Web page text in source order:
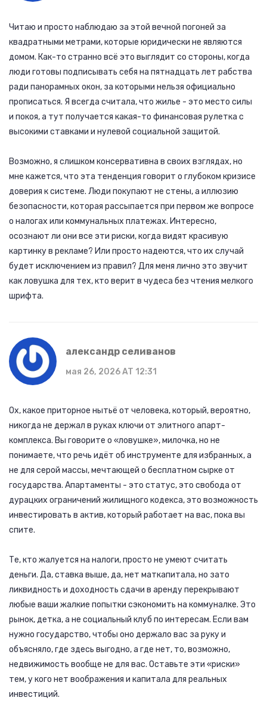
Читаю и просто наблюдаю за этой вечной погоней за
квадратными метрами, которые юридически не являются
домом. Как-то странно всё это выглядит со стороны, когда
люди готовы подписывать себя на пятнадцать лет рабства
ради панорамных окон, за которыми нельзя официально
прописаться. Я всегда считала, что жилье - это место силы
и покоя, а тут получается какая-то финансовая рулетка с
высокими ставками и нулевой социальной защитой.
Возможно, я слишком консервативна в своих взглядах, но
мне кажется, что эта тенденция говорит о глубоком кризисе
доверия к системе. Люди покупают не стены, а иллюзию
безопасности, которая рассыпается при первом же вопросе
о налогах или коммунальных платежах. Интересно,
осознают ли они все эти риски, когда видят красивую
картинку в рекламе? Или просто надеются, что их случай
будет исключением из правил? Для меня лично это звучит
как ловушка для тех, кто верит в чудеса без чтения мелкого
шрифта.
александр селиванов
мая 26, 2026 AT 12:31
Ох, какое приторное нытьё от человека, который, вероятно,
никогда не держал в руках ключи от элитного апарт-
комплекса. Вы говорите о «ловушке», милочка, но не
понимаете, что речь идёт об инструменте для избранных, а
не для серой массы, мечтающей о бесплатном сырке от
государства. Апартаменты - это статус, это свобода от
дурацких ограничений жилищного кодекса, это возможность
инвестировать в актив, который работает на вас, пока вы
спите.
Те, кто жалуется на налоги, просто не умеют считать
деньги. Да, ставка выше, да, нет маткапитала, но зато
ликвидность и доходность сдачи в аренду перекрывают
любые ваши жалкие попытки сэкономить на коммуналке. Это
рынок, детка, а не социальный клуб по интересам. Если вам
нужно государство, чтобы оно держало вас за руку и
объясняло, где здесь выгодно, а где нет, то, возможно,
недвижимость вообще не для вас. Оставьте эти «риски»
тем, у кого нет воображения и капитала для реальных
инвестиций.